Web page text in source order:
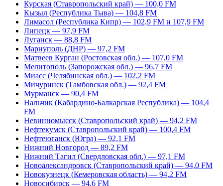
Курская (Ставропольский край) — 100,0 FM
Кызыл (Республика Тыва) — 104,8 FM
Лимасол (Республика Кипр) — 102,9 FM и 107,9 FM
Липецк — 97,9 FM
Луганск — 88,8 FM
Мариуполь (ДНР) — 97,2 FM
Матвеев Курган (Ростовская обл.) — 107,0 FM
Мелитополь (Запорожская обл.) — 96,7 FM
Миасс (Челябинская обл.) — 102,2 FM
Мичуринск (Тамбовская обл.) — 92,4 FM
Мурманск — 90,4 FM
Нальчик (Кабардино-Балкарская Республика) — 104,4
FM
Невинномысск (Ставропольский край) — 94,2 FM
Нефтекумск (Ставропольский край) — 100,4 FM
Нефтеюганск (Югра) — 92,1 FM
Нижний Новгород — 89,2 FM
Нижний Тагил (Свердловская обл.) — 97,1 FM
Новоалександровск (Ставропольский край) — 94,0 FM
Новокузнецк (Кемеровская область) — 94,2 FM
Новосибирск — 94,6 FM